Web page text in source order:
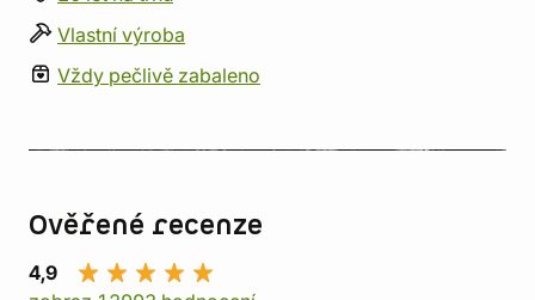
Vlastní výroba
Vždy pečlivě zabaleno
Ověřené recenze
4,9